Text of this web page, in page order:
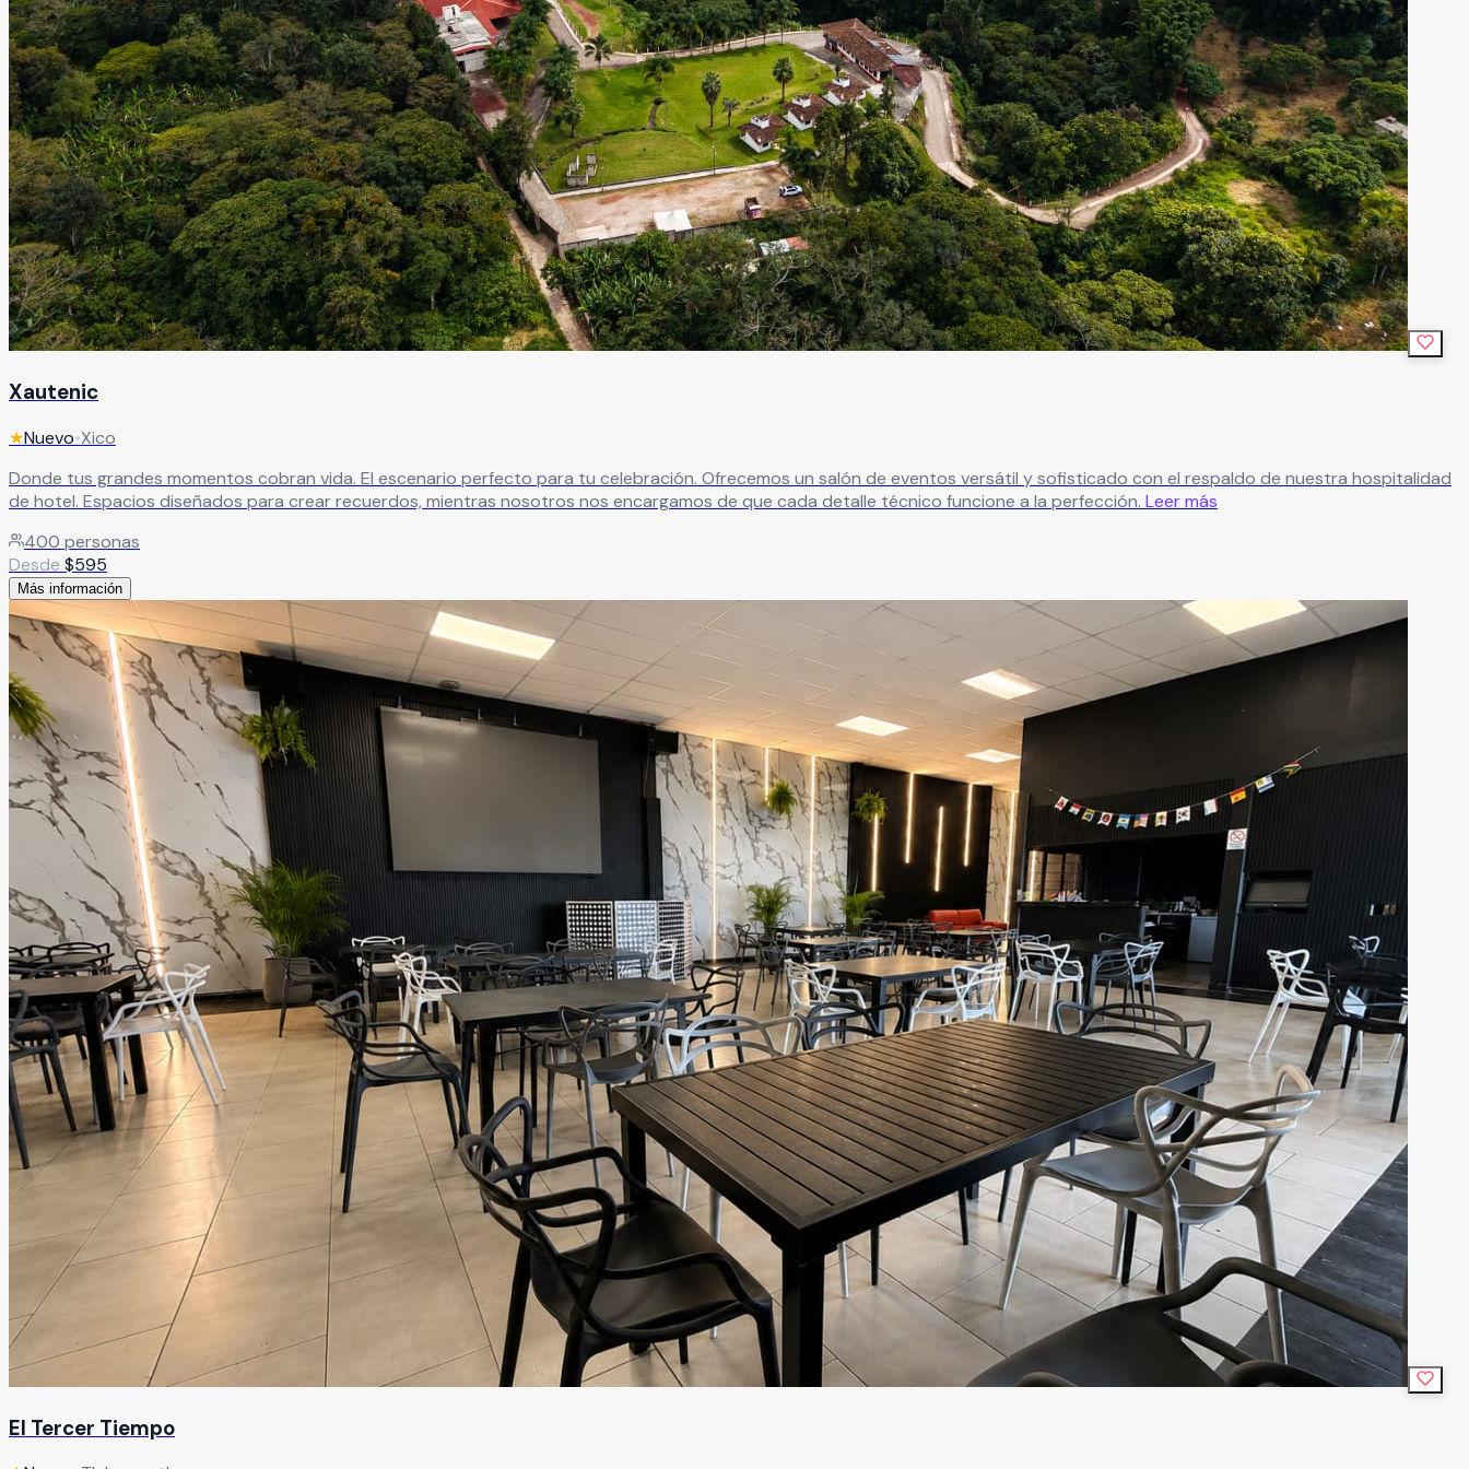
Xautenic
★Nuevo•Xico
Donde tus grandes momentos cobran vida. El escenario perfecto para tu celebración. Ofrecemos un salón de eventos versátil y sofisticado con el respaldo de nuestra hospitalidad
de hotel. Espacios diseñados para crear recuerdos, mientras nosotros nos encargamos de que cada detalle técnico funcione a la perfección. Leer más
400 personas
Desde $595
Más información
El Tercer Tiempo